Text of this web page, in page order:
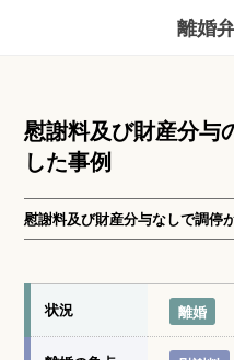
離婚
慰謝料及び財産分与
した事例
慰謝料及び財産分与なしで調停
状況 離婚